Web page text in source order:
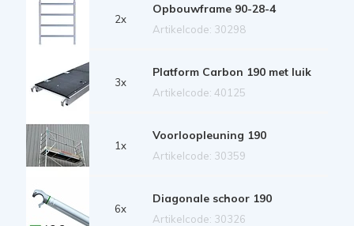
2x
Opbouwframe 90-28-4
Artikelcode: 30298
3x
Platform Carbon 190 met luik
Artikelcode: 40125
1x
Voorloopleuning 190
Artikelcode: 30359
6x
Diagonale schoor 190
Artikelcode: 30326